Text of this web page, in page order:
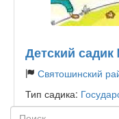
Детский
Святошинский
Тип садика:
Поиск